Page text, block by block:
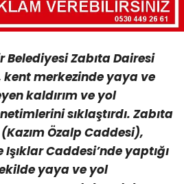
Zabıta Dairesi
kent merkezinde yaya ve
kaldırım ve yol
sıklaştırdı. Zabıta
Özalp Caddesi),
Caddesi’nde yaptığı
yaya ve yol